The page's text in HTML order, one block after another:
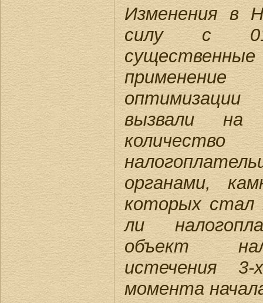
Изменения в
силу с
вызвали на
органами,
которых
ли
объект
истечения
момента